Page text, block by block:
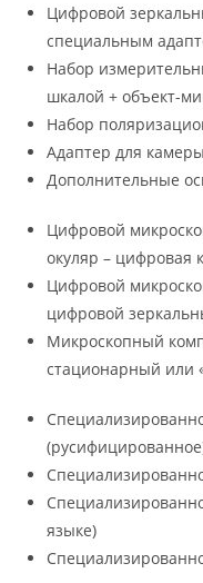
Цифровой
специальным
Набор
шкалой + объект-
Набор
Адаптер для
Дополнительные
Цифровой
окуляр – цифровая
Цифровой
цифровой
Микроскопный
стационарный или
языке)